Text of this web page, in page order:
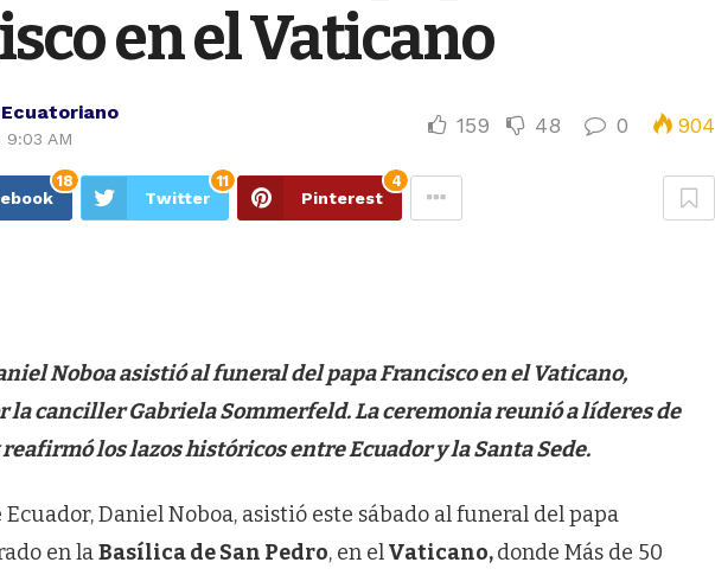
en el Vaticano
AM
159 48 0 904
18
Twitter
11
Pinterest
4
Noboa asistió al funeral del papa Francisco en el Vaticano,
la canciller Gabriela Sommerfeld. La ceremonia reunió a líderes de
los lazos históricos entre Ecuador y la Santa Sede.
Daniel Noboa, asistió este sábado al funeral del papa
en laBasílica de San Pedro, en elVaticano,donde Más de 50